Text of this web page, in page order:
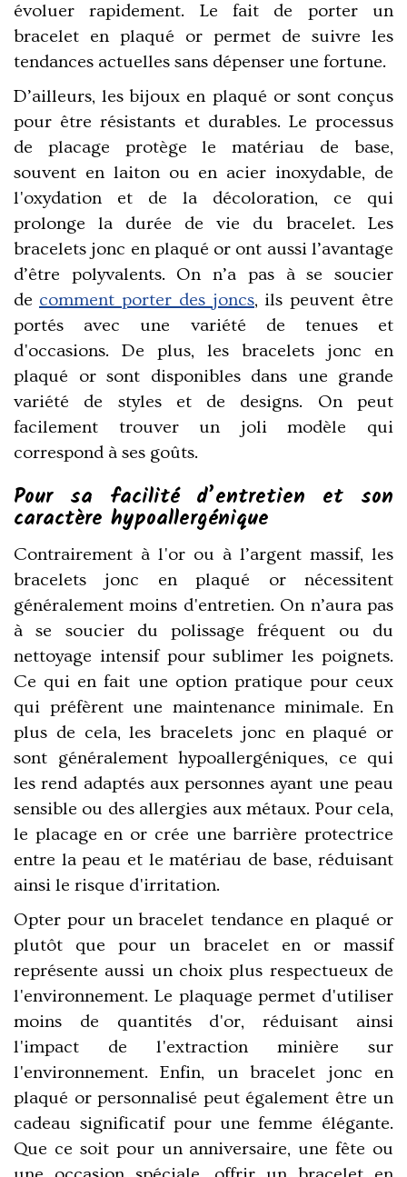
évoluer rapidement. Le fait de porter un
bracelet en plaqué or permet de suivre les
tendances actuelles sans dépenser une fortune.
D’ailleurs, lesbijoux en plaqué orsont conçus
pour être résistants et durables. Le processus
de placage protège le matériau de base,
souvent en laiton ou en acier inoxydable, de
l'oxydation et de la décoloration, ce qui
prolonge la durée de vie du bracelet. Les
bracelets jonc en plaqué or ont aussi l’avantage
d’être polyvalents. On n’a pas à se soucier
de comment porter des joncs, ils peuvent être
portés avec une variété de tenues et
d'occasions. De plus, les bracelets jonc en
plaqué or sont disponibles dans une grande
variété de styles et de designs. On peut
facilement trouver un joli modèle qui
correspond à ses goûts.
Pour sa facilité d’entretien et son
caractère hypoallergénique
Contrairement à l'or ou à l’argent massif, les
bracelets jonc en plaqué or nécessitent
généralement moins d'entretien. On n’aura pas
à se soucier du polissage fréquent ou du
nettoyage intensif pour sublimer les poignets.
Ce qui en fait une option pratique pour ceux
qui préfèrent une maintenance minimale. En
plus de cela, les bracelets jonc en plaqué or
sont généralement hypoallergéniques, ce qui
les rend adaptés aux personnes ayant une peau
sensible ou des allergies aux métaux. Pour cela,
le placage en or crée une barrière protectrice
entre la peau et le matériau de base, réduisant
ainsi le risque d'irritation.
Opter pour unbracelet tendance en plaqué or
plutôt que pour un bracelet en or massif
représente aussi un choix plus respectueux de
l'environnement. Le plaquage permet d'utiliser
moins de quantités d'or, réduisant ainsi
l'impact de l'extraction minière sur
l'environnement. Enfin, un bracelet jonc en
plaqué or personnalisé peut également être un
cadeau significatif pour une femme élégante.
Que ce soit pour un anniversaire, une fête ou